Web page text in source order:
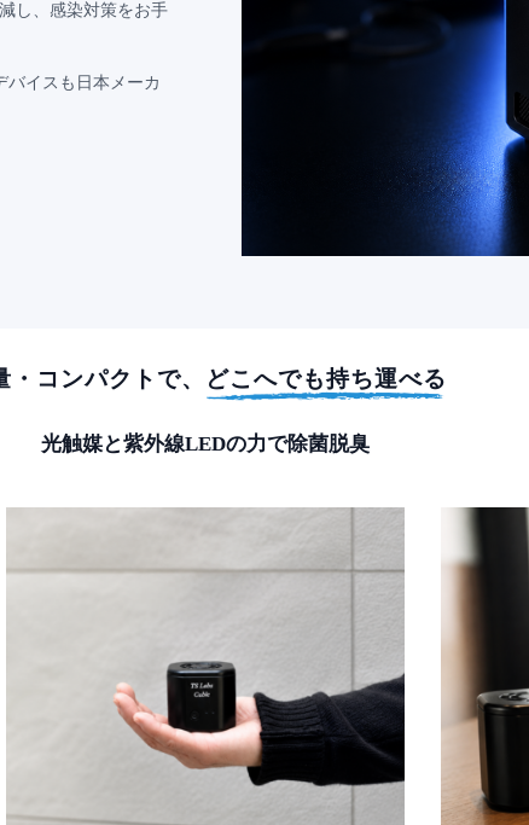
し、感染対策をお手
バイスも日本メーカ
・コンパクトで、 どこへでも持ち運べる
光触媒と紫外線LEDの力で除菌脱臭